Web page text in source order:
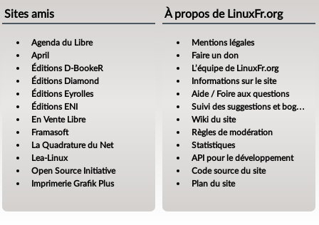
Sites amis
Agenda du Libre
April
Éditions D-BookeR
Éditions Diamond
Éditions Eyrolles
Éditions ENI
En Vente Libre
Framasoft
La Quadrature du Net
Lea-Linux
Open Source Initiative
Imprimerie Grafik Plus
À propos de LinuxFr.org
Mentions légales
Faire un don
L’équipe de LinuxFr.org
Informations sur le site
Aide / Foire aux questions
Suivi des suggestions et bogues
Wiki du site
Règles de modération
Statistiques
API pour le développement
Code source du site
Plan du site